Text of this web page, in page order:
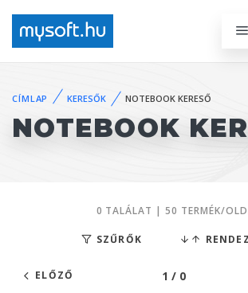
CÍMLAP KERESŐK NOTEBOOK KERESŐ
NOTEBOOK
0 TALÁLAT | 50 TERMÉK/
SZŰRŐK
ELŐZŐ 1 / 0